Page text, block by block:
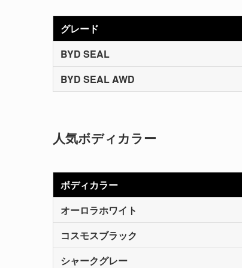
グレード
BYD SEAL
BYD SEAL AWD
人気ボディカラー
ボディカラー
オーロラホワイト
コスモスブラック
シャークグレー